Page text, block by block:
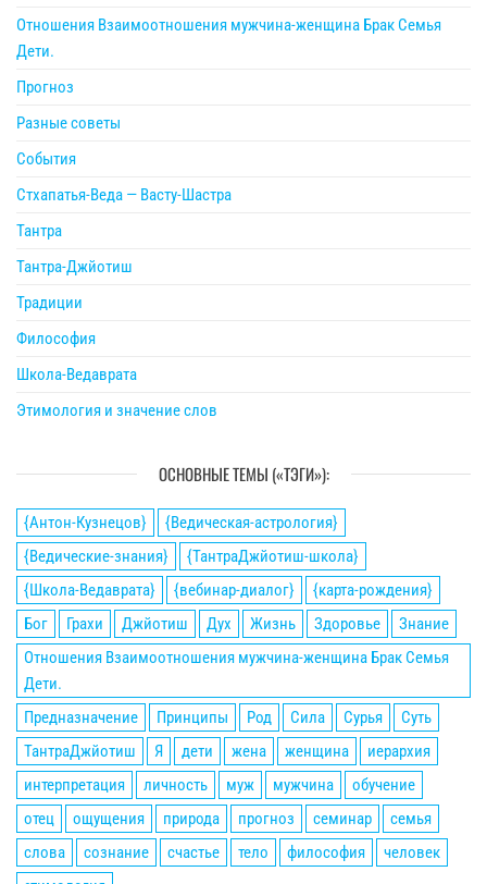
Отношения Взаимоотношения мужчина-женщина Брак Семья
Дети.
Прогноз
Разные советы
События
Стхапатья-Веда — Васту-Шастра
Тантра
Тантра-Джйотиш
Традиции
Философия
Школа-Ведаврата
Этимология и значение слов
ОСНОВНЫЕ ТЕМЫ («ТЭГИ»):
{Антон-Кузнецов}
{Ведическая-астрология}
{Ведические-знания}
{ТантраДжйотиш-школа}
{Школа-Ведаврата}
{вебинар-диалог}
{карта-рождения}
Бог
Грахи Джйотиш Дух Жизнь Здоровье
Знание
Отношения Взаимоотношения мужчина-женщина Брак Семья
Дети.
Предназначение
Принципы Род Сила Сурья
Суть
ТантраДжйотиш
Я дети жена женщина
иерархия
интерпретация
личность муж мужчина
обучение
отец
ощущения природа прогноз семинар
семья
слова
сознание счастье тело философия
человек